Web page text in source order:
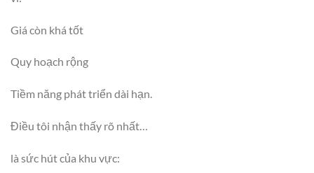
Giá còn khá tốt
Quy hoạch rộng
Tiềm năng phát triển dài hạn.
Điều tôi nhận thấy rõ nhất…
là sức hút của khu vực: